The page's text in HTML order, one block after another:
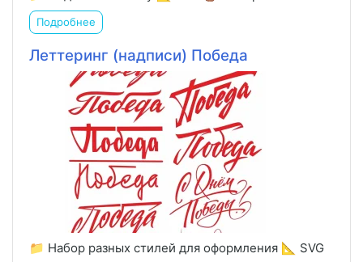
Подробнее
Леттеринг (надписи) Победа
📁 Набор разных стилей для оформления 📐 SVG